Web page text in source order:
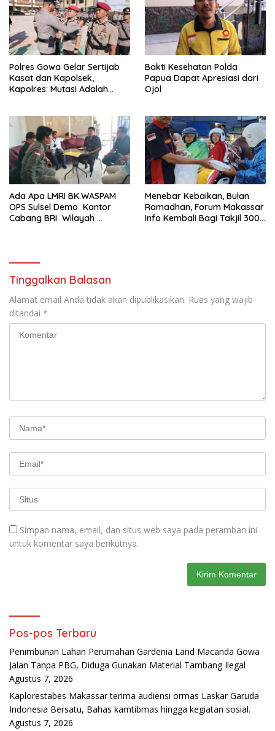
Polres Gowa Gelar Sertijab
Kasat dan Kapolsek,
Kapolres: Mutasi Adalah
Bakti Kesehatan Polda
Papua Dapat Apresiasi dari
Ojol
Ada Apa LMRI BK.WASPAM
OPS Sulsel Demo Kantor
Cabang BRI Wilayah
Menebar Kebaikan, Bulan
Ramadhan, Forum Makassar
Info Kembali Bagi Takjil 300
Tinggalkan Balasan
Alamat email Anda tidak akan dipublikasikan. Ruas yang wajib
ditandai *
Simpan nama, email, dan situs web saya pada peramban ini
untuk komentar saya berikutnya.
Pos-pos Terbaru
Penimbunan Lahan Perumahan Gardenia Land Macanda Gowa
Jalan Tanpa PBG, Diduga Gunakan Material Tambang Ilegal
Agustus 7, 2026
Kaplorestabes Makassar terima audiensi ormas Laskar Garuda
Indonesia Bersatu, Bahas kamtibmas hingga kegiatan sosial.
Agustus 7, 2026